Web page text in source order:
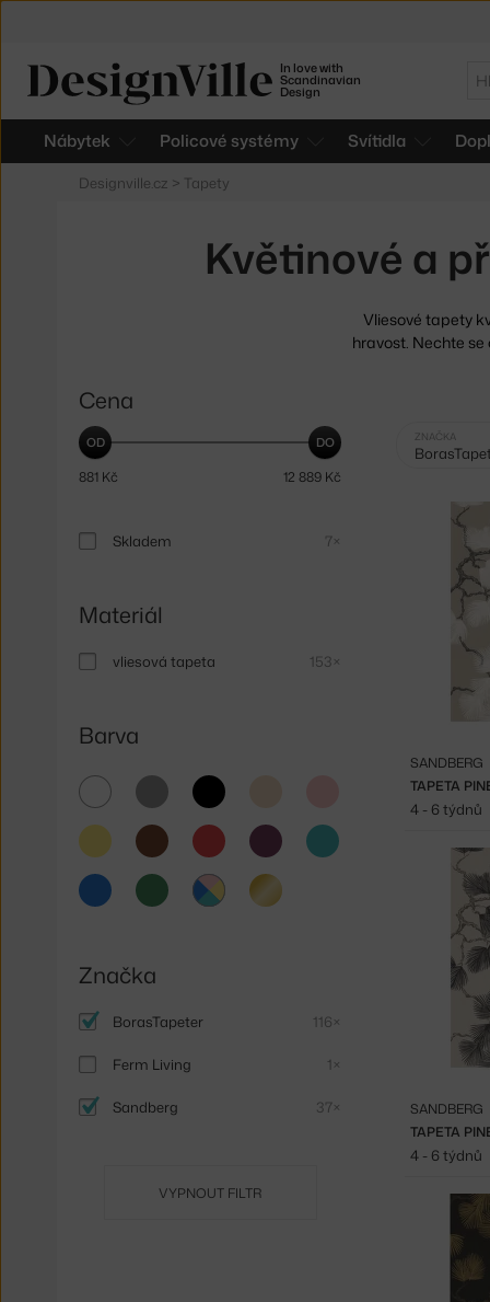
In love with
Scandinavian
Design
Nábytek Policové systémy Svítidla
Designville.cz > Tapety
Květinové a
Vliesové tapety
hravost. Nechte
Cena
881 Kč 12 889 Kč
Skladem 7×
Materiál
vliesová tapeta 153×
Barva
bílá šedá černá
žlutá hnědá červená fialová tyrkysová
modrá
zelená
zlatá
Značka
BorasTapeter 116×
Ferm Living 1×
Sandberg 37×
VYPNOUT FILTR
Vybrané
filtry:
ZNAČKA
TAPETA
SANDBERG
4 - 6 týdnů
TAPETA
SANDBERG
4 - 6 týdnů